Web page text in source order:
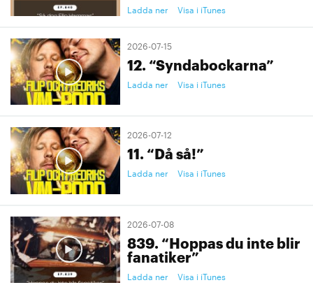
Ladda ner Visa i iTunes
2026-07-15
12. “Syndabockarna”
Ladda ner Visa i iTunes
2026-07-12
11. “Då så!”
Ladda ner Visa i iTunes
2026-07-08
839. “Hoppas du inte blir
fanatiker”
Ladda ner Visa i iTunes